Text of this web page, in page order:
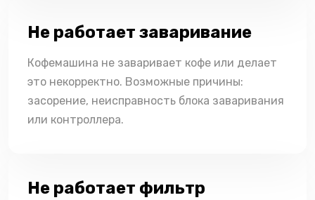
Не работает заваривание
Кофемашина не заваривает кофе или делает
это некорректно. Возможные причины:
засорение, неисправность блока заваривания
или контроллера.
Не работает фильтр